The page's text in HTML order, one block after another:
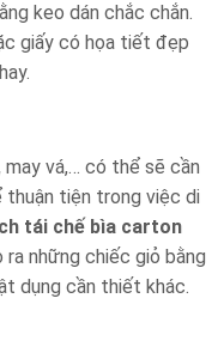
keo dán chắc chắn.
giấy có họa tiết đẹp
vá,… có thể sẽ cần
tiện trong việc di
tái chế bìa carton
những chiếc giỏ bằng
dụng cần thiết khác.